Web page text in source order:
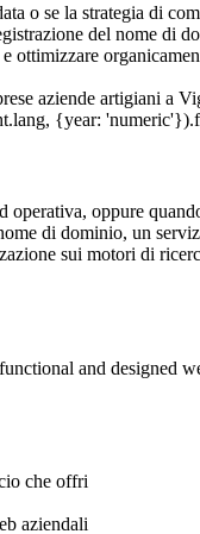
o se la strategia di
del nome di
ottimizzare
operativa, oppure
di dominio, un
sui motori di
and designed
che offri